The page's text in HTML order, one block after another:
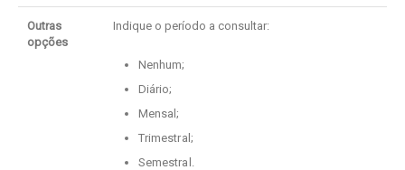
Outras
opções
Indique o período a consultar:
Nenhum;
Diário;
Mensal;
Trimestral;
Semestral.